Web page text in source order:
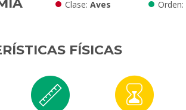
Clase Aves Orden
FÍSICAS